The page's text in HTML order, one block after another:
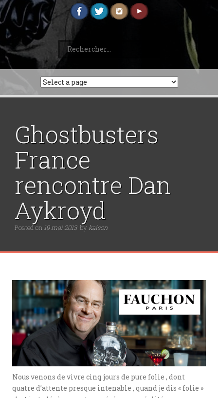
Ghostbusters
France
rencontre Dan
Aykroyd
Posted on 19 mai 2013 by kaison
Nous venons de vivre cinq jours de pure folie , dont
quatre d’attente presque intenable , quand je dis « folie »